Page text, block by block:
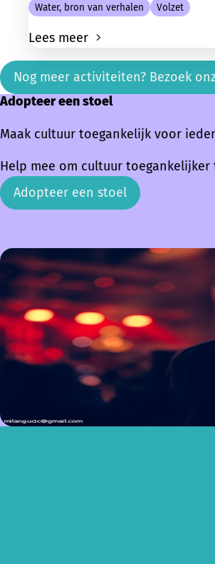
Water, bron van verhalen Volzet
Lees meer
Nog meer activiteiten? Bezoek
Adopteer een stoel
Maak cultuur toegankelijk voor
Help mee om cultuur
Adopteer een stoel